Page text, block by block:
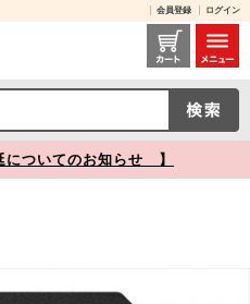
会員登録 ログイン
【メモリダイレクト】
についてのお知らせ 】